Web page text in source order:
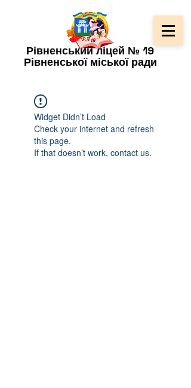
Рівненський ліцей № 19
Рівненської міської ради
Widget Didn’t Load
Check your internet and refresh
this page.
If that doesn’t work, contact us.